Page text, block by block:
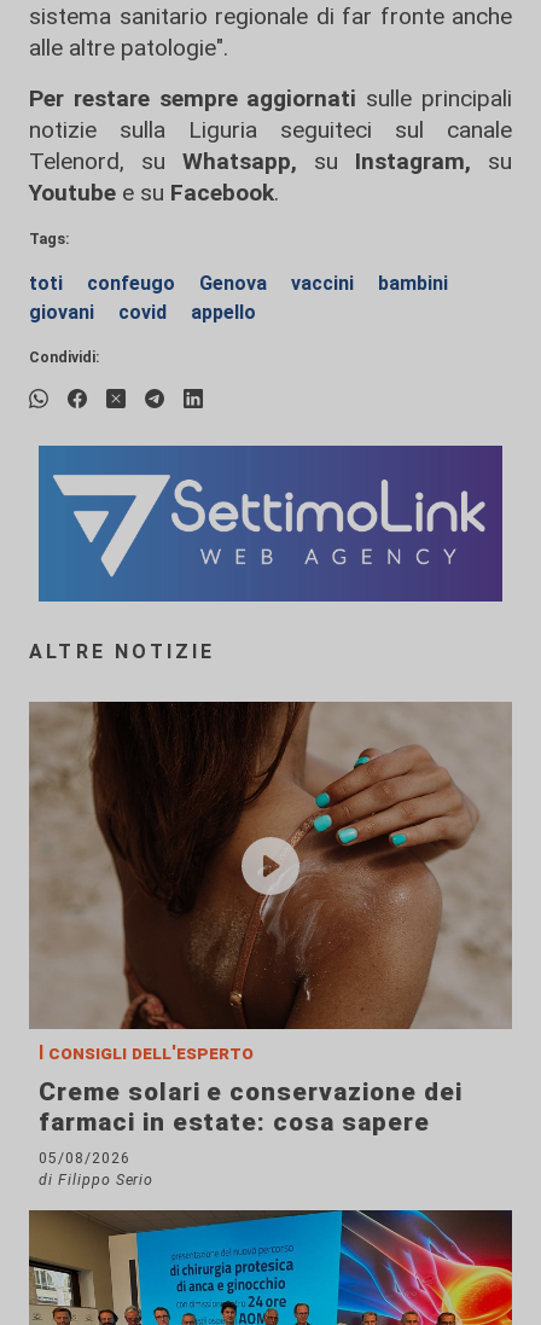
sistema sanitario regionale di far fronte anche
alle altre patologie".
Per restare sempre aggiornati sulle principali
notizie sulla Liguria seguiteci sul canale
Telenord, su
Whatsapp, su Instagram, su
Youtube e su Facebook.
Tags:
toti confeugo Genova vaccini
bambini
giovani
covid appello
Condividi:
ALTRE NOTIZIE
I consigli dell'esperto
Creme solari e conservazione dei
farmaci in estate: cosa sapere
05/08/2026
di Filippo Serio